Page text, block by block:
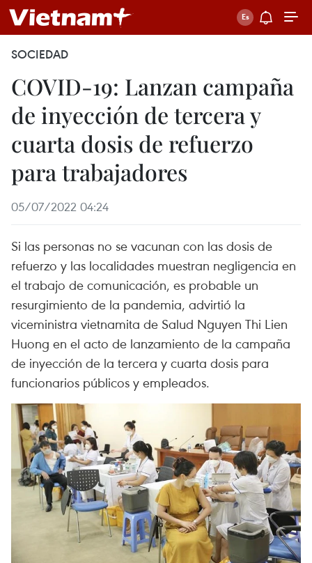
SOCIEDAD
COVID-19: Lanzan campaña
de inyección de tercera y
cuarta dosis de refuerzo
para trabajadores
05/07/2022 04:24
Si las personas no se vacunan con las dosis de
refuerzo y las localidades muestran negligencia en
el trabajo de comunicación, es probable un
resurgimiento de la pandemia, advirtió la
viceministra vietnamita de Salud Nguyen Thi Lien
Huong en el acto de lanzamiento de la campaña
de inyección de la tercera y cuarta dosis para
funcionarios públicos y empleados.